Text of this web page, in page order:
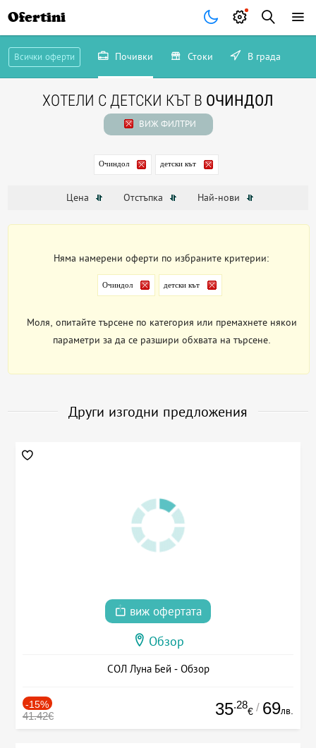
Ofertini
Всички оферти Почивки Стоки В града
ХОТЕЛИ С ДЕТСКИ КЪТ В ОЧИНДОЛ
ВИЖ ФИЛТРИ
Очиндол детски кът
Цена Отстъпка Най-нови
Няма намерени оферти по избраните критерии:
Очиндол детски кът
Моля, опитайте търсене по категория или премахнете някои
параметри за да се разшири обхвата на търсене.
Други изгодни предложения
виж офертата
Обзор
СОЛ Луна Бей - Обзор
-15%
41.42€ 35.28
€ / 69лв.